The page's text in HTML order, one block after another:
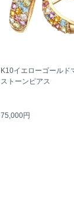
K10イエローゴールド
ストーンピアス
75,000円